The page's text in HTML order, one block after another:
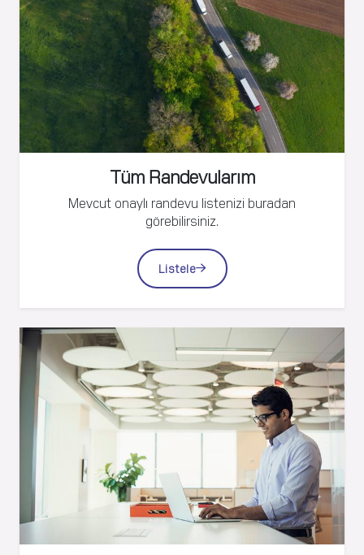
Rezervasyon Yap Kayıt Ol
Tüm Randevularım
Mevcut onaylı randevu listenizi buradan
görebilirsiniz.
Listele